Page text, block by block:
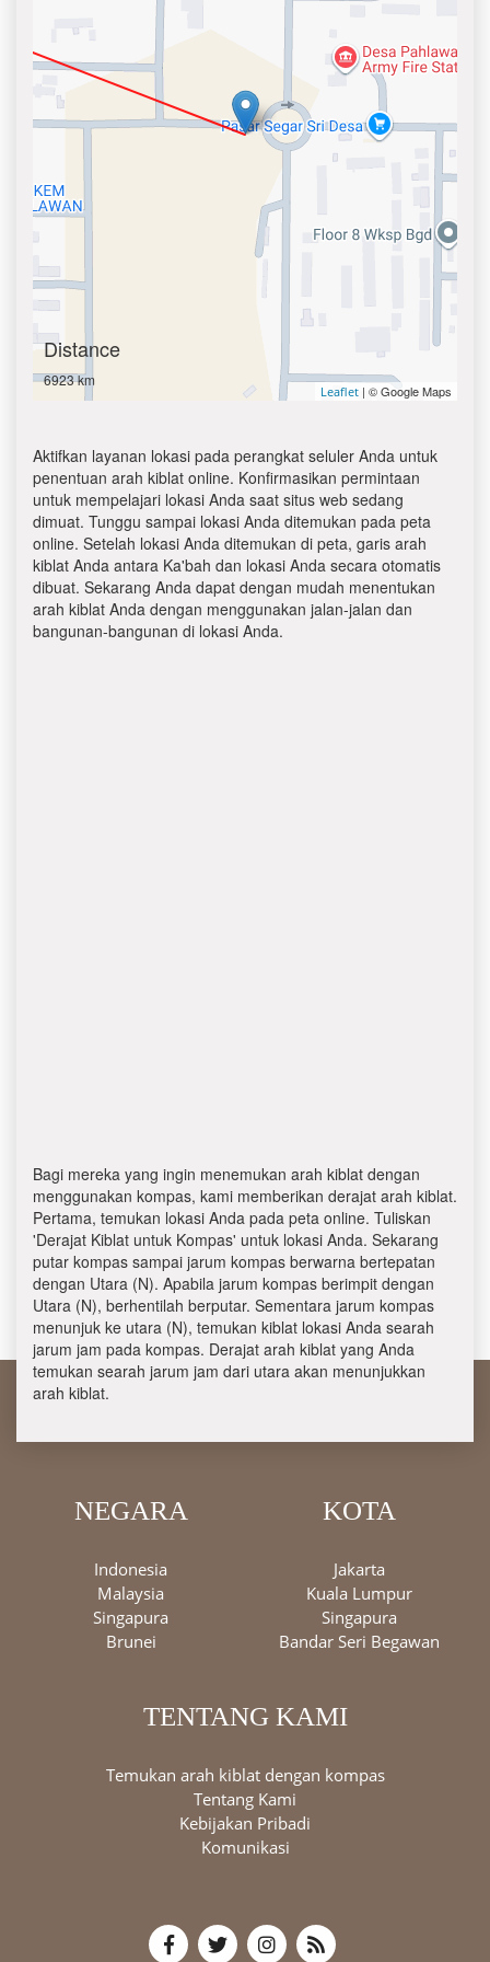
Distance
6923 km
Leaflet | © Google Maps
Aktifkan layanan lokasi pada perangkat seluler Anda untuk
penentuan arah kiblat online. Konfirmasikan permintaan
untuk mempelajari lokasi Anda saat situs web sedang
dimuat. Tunggu sampai lokasi Anda ditemukan pada peta
online. Setelah lokasi Anda ditemukan di peta, garis arah
kiblat Anda antara Ka'bah dan lokasi Anda secara otomatis
dibuat. Sekarang Anda dapat dengan mudah menentukan
arah kiblat Anda dengan menggunakan jalan-jalan dan
bangunan-bangunan di lokasi Anda.
Bagi mereka yang ingin menemukan arah kiblat dengan
menggunakan kompas, kami memberikan derajat arah kiblat.
Pertama, temukan lokasi Anda pada peta online. Tuliskan
'Derajat Kiblat untuk Kompas' untuk lokasi Anda. Sekarang
putar kompas sampai jarum kompas berwarna bertepatan
dengan Utara (N). Apabila jarum kompas berimpit dengan
Utara (N), berhentilah berputar. Sementara jarum kompas
menunjuk ke utara (N), temukan kiblat lokasi Anda searah
jarum jam pada kompas. Derajat arah kiblat yang Anda
temukan searah jarum jam dari utara akan menunjukkan
arah kiblat.
NEGARA
Indonesia
Malaysia
Singapura
Brunei
KOTA
Jakarta
Kuala Lumpur
Singapura
Bandar Seri Begawan
TENTANG KAMI
Temukan arah kiblat dengan kompas
Tentang Kami
Kebijakan Pribadi
Komunikasi